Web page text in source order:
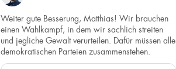
Weiter gute Besserung, Matthias! Wir brauchen
einen Wahlkampf, in dem wir sachlich streiten
und jegliche Gewalt verurteilen. Dafür müssen alle
demokratischen Parteien zusammenstehen.